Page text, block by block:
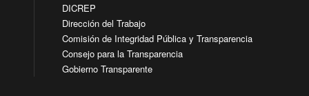
DICREP
Dirección del Trabajo
Comisión de Integridad Pública y Transparencia
Consejo para la Transparencia
Gobierno Transparente